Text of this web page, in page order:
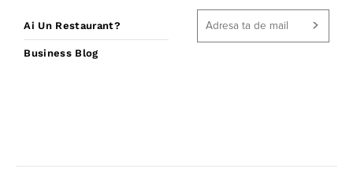
Ai Un Restaurant?
Business Blog